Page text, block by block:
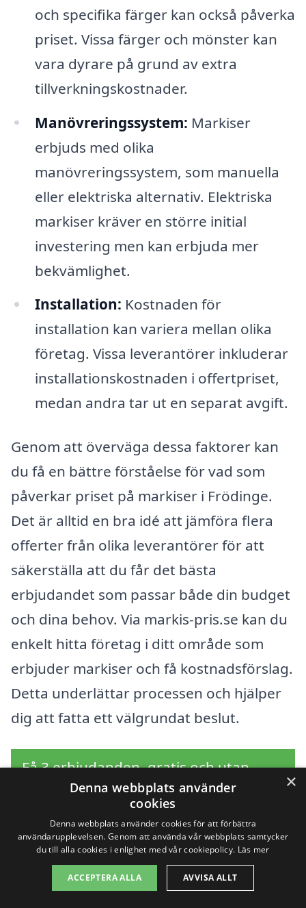
och specifika färger kan också påverka
priset. Vissa färger och mönster kan
vara dyrare på grund av extra
tillverkningskostnader.
Manövreringssystem: Markiser
erbjuds med olika
manövreringssystem, som manuella
eller elektriska alternativ. Elektriska
markiser kräver en större initial
investering men kan erbjuda mer
bekvämlighet.
Installation: Kostnaden för
installation kan variera mellan olika
företag. Vissa leverantörer inkluderar
installationskostnaden i offertpriset,
medan andra tar ut en separat avgift.
Genom att överväga dessa faktorer kan
du få en bättre förståelse för vad som
påverkar priset på markiser i Frödinge.
Det är alltid en bra idé att jämföra flera
offerter från olika leverantörer för att
säkerställa att du får det bästa
erbjudandet som passar både din budget
och dina behov. Via markis-pris.se kan du
enkelt hitta företag i ditt område som
erbjuder markiser och få kostnadsförslag.
Detta underlättar processen och hjälper
dig att fatta ett välgrundat beslut.
Få 3 erbjudanden, gratis och utan
förpliktelser
Sök efter en
professionell för markis
×
Denna webbplats använder
cookies
Denna webbplats använder cookies för att förbättra
användarupplevelsen. Genom att använda vår webbplats samtycker
du till alla cookies i enlighet med vår cookiepolicy. Läs mer
ACCEPTERA ALLA AVVISA ALLT